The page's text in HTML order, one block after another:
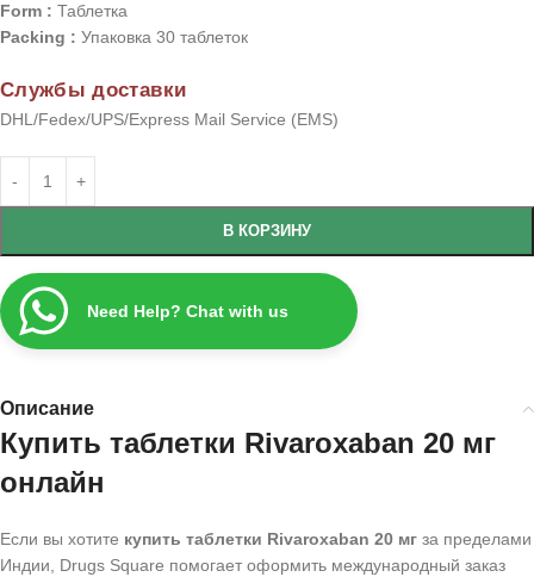
Form : Таблетка
Packing : Упаковка 30 таблеток
Службы доставки
DHL/Fedex/UPS/Express Mail Service (EMS)
В КОРЗИНУ
Need Help? Chat with us
Описание
Купить таблетки Rivaroxaban 20 мг
онлайн
Если вы хотите купить таблетки Rivaroxaban 20 мг за пределами
Индии, Drugs Square помогает оформить международный заказ